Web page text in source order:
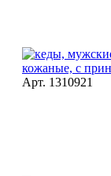
Арт. 1310921